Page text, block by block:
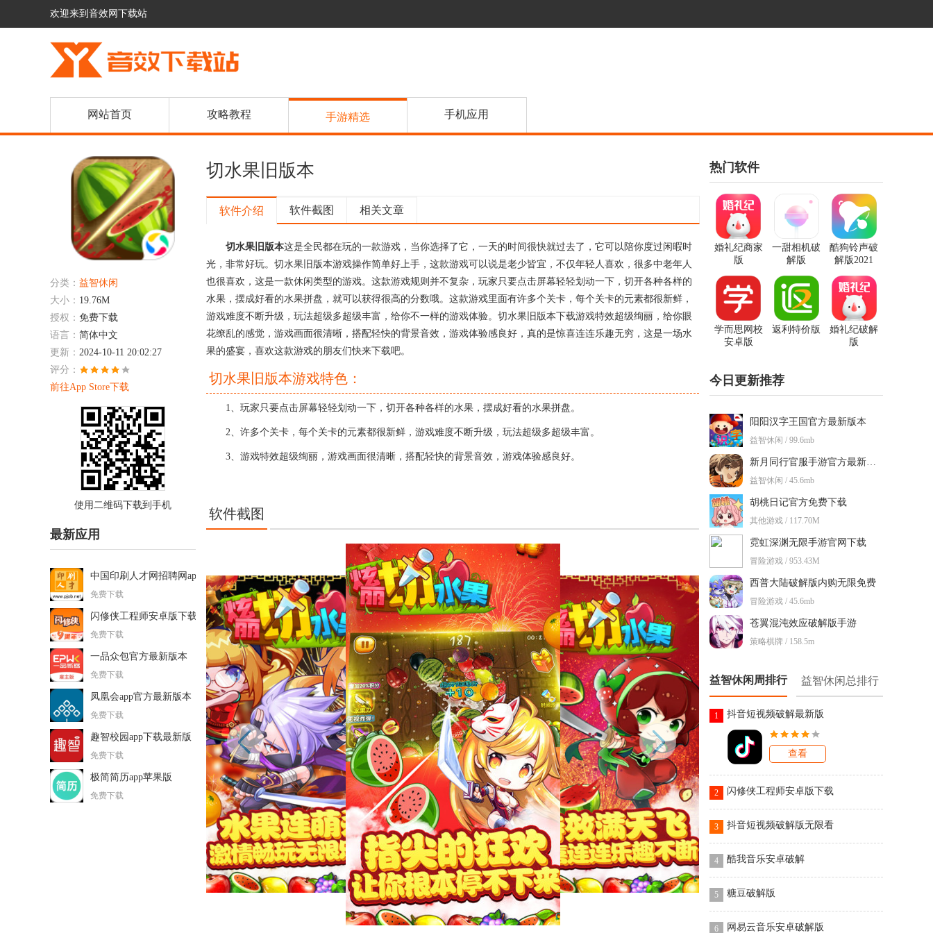
欢迎来到音效网下载站
网站首页 攻略教程 手游精选 手机应用
分类： 益智休闲
大小： 19.76M
授权： 免费下载
语言： 简体中文
更新： 2024-10-11 20:02:27
评分：
前往App Store下载
使用二维码下载到手机
最新应用
中国印刷人才网招聘网app最新版本
免费下载
闪修侠工程师安卓版下载
免费下载
一品众包官方最新版本
免费下载
凤凰会app官方最新版本
免费下载
趣智校园app下载最新版
免费下载
极简简历app苹果版
免费下载
切水果旧版本
软件介绍 软件截图 相关文章
切水果旧版本这是全民都在玩的一款游戏，当你选择了它，一天的时间很快就过去了，它可以陪你度过闲暇时
光，非常好玩。切水果旧版本游戏操作简单好上手，这款游戏可以说是老少皆宜，不仅年轻人喜欢，很多中老年人
也很喜欢，这是一款休闲类型的游戏。这款游戏规则并不复杂，玩家只要点击屏幕轻轻划动一下，切开各种各样的
水果，摆成好看的水果拼盘，就可以获得很高的分数哦。这款游戏里面有许多个关卡，每个关卡的元素都很新鲜，
游戏难度不断升级，玩法超级多超级丰富，给你不一样的游戏体验。切水果旧版本下载游戏特效超级绚丽，给你眼
花缭乱的感觉，游戏画面很清晰，搭配轻快的背景音效，游戏体验感良好，真的是惊喜连连乐趣无穷，这是一场水
果的盛宴，喜欢这款游戏的朋友们快来下载吧。
切水果旧版本游戏特色：
1、玩家只要点击屏幕轻轻划动一下，切开各种各样的水果，摆成好看的水果拼盘。
2、许多个关卡，每个关卡的元素都很新鲜，游戏难度不断升级，玩法超级多超级丰富。
3、游戏特效超级绚丽，游戏画面很清晰，搭配轻快的背景音效，游戏体验感良好。
软件截图
热门软件
酷狗铃声破
解版2021
一甜相机破
解版
婚礼纪商家
版
婚礼纪破解
版
返利特价版
学而思网校
安卓版
今日更新推荐
阳阳汉字王国官方最新版本
益智休闲 / 99.6mb
新月同行官服手游官方最新版本
益智休闲 / 45.6mb
胡桃日记官方免费下载
其他游戏 / 117.70M
霓虹深渊无限手游官网下载
冒险游戏 / 953.43M
西普大陆破解版内购无限免费
冒险游戏 / 45.6mb
苍翼混沌效应破解版手游
策略棋牌 / 158.5m
益智休闲周排行 益智休闲总排行
1 抖音短视频破解最新版
查看
2 闪修侠工程师安卓版下载
3 抖音短视频破解版无限看
4 酷我音乐安卓破解
5 糖豆破解版
6 网易云音乐安卓破解版